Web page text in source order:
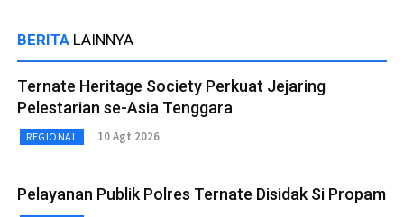
BERITA LAINNYA
Ternate Heritage Society Perkuat Jejaring
Pelestarian se-Asia Tenggara
REGIONAL 10 Agt 2026
Pelayanan Publik Polres Ternate Disidak Si Propam